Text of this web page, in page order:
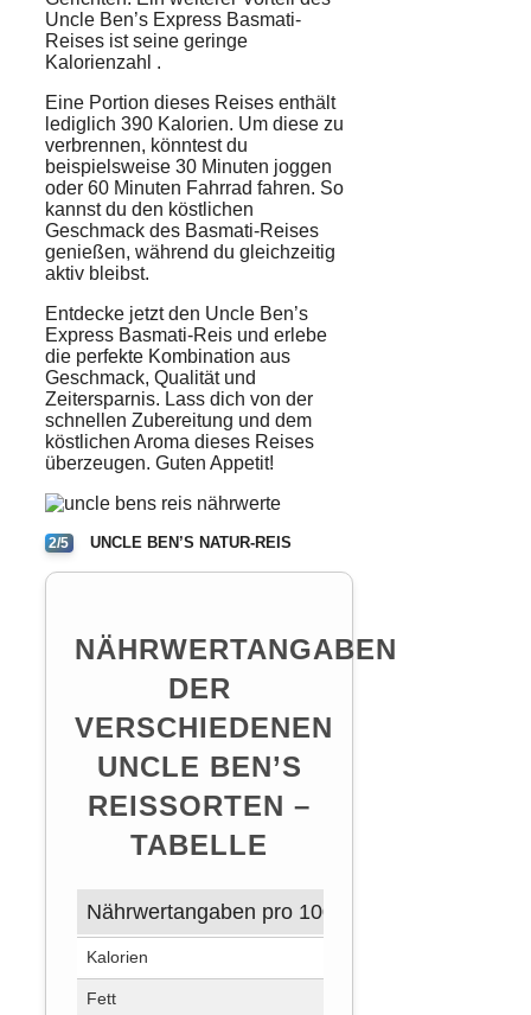
Uncle Ben’s Express Basmati-
Reises ist seine geringe
Kalorienzahl .
Eine Portion dieses Reises enthält
lediglich 390 Kalorien. Um diese zu
verbrennen, könntest du
beispielsweise 30 Minuten joggen
oder 60 Minuten Fahrrad fahren. So
kannst du den köstlichen
Geschmack des Basmati-Reises
genießen, während du gleichzeitig
aktiv bleibst.
Entdecke jetzt den Uncle Ben’s
Express Basmati-Reis und erlebe
die perfekte Kombination aus
Geschmack, Qualität und
Zeitersparnis. Lass dich von der
schnellen Zubereitung und dem
köstlichen Aroma dieses Reises
überzeugen. Guten Appetit!
2/5 UNCLE BEN’S NATUR-REIS
NÄHRWERTANGABEN
DER
VERSCHIEDENEN
UNCLE BEN’S
REISSORTEN –
TABELLE
Nährwertangaben pro 100g
Kalorien
Fett